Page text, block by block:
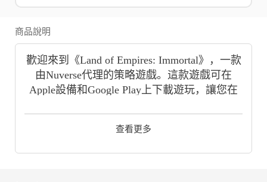
商品說明
歡迎來到《Land of Empires: Immortal》，一款
由Nuverse代理的策略遊戲。這款遊戲可在
Apple設備和Google Play上下載遊玩，讓您在
在《Land of Empires: Immortal》中，您將扮演
查看更多